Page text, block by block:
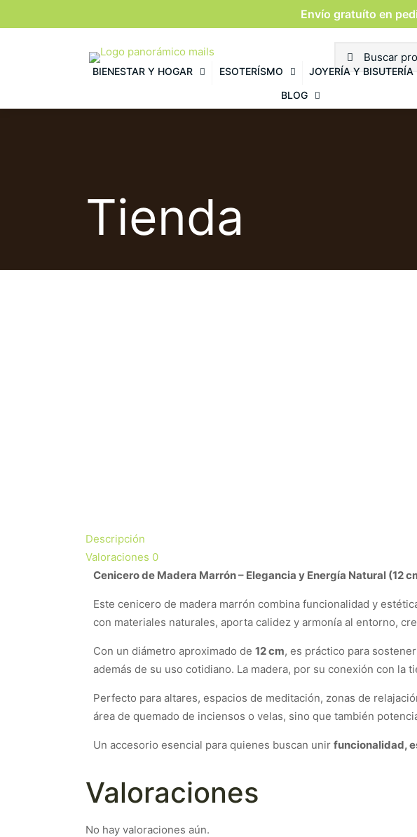
Envío gratuíto en
BIENESTAR Y HOGAR ESOTERÍSMO JOYERÍA Y BISUTERÍA
BLOG
Tienda
Descripción
Valoraciones 0
Cenicero de Madera Marrón – Elegancia y Energía Natural (12
Este cenicero de madera marrón combina funcionalidad y
con materiales naturales, aporta calidez y armonía al entorno,
Con un diámetro aproximado de 12 cm, es práctico para
además de su uso cotidiano. La madera, por su conexión con la
Perfecto para altares, espacios de meditación, zonas de
área de quemado de inciensos o velas, sino que también
Un accesorio esencial para quienes buscan unir funcionalidad,
Valoraciones
No hay valoraciones aún.